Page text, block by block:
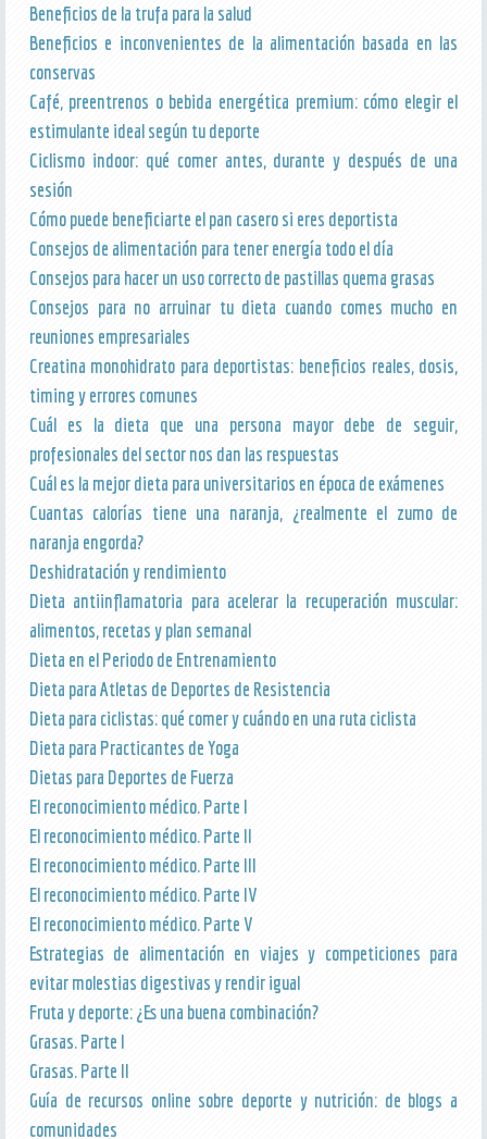
Beneficios de la trufa para la salud
Beneficios e inconvenientes de la alimentación basada en las
conservas
Café, preentrenos o bebida energética premium: cómo elegir el
estimulante ideal según tu deporte
Ciclismo indoor: qué comer antes, durante y después de una
sesión
Cómo puede beneficiarte el pan casero si eres deportista
Consejos de alimentación para tener energía todo el día
Consejos para hacer un uso correcto de pastillas quema grasas
Consejos para no arruinar tu dieta cuando comes mucho en
reuniones empresariales
Creatina monohidrato para deportistas: beneficios reales, dosis,
timing y errores comunes
Cuál es la dieta que una persona mayor debe de seguir,
profesionales del sector nos dan las respuestas
Cuál es la mejor dieta para universitarios en época de exámenes
Cuantas calorías tiene una naranja, ¿realmente el zumo de
naranja engorda?
Deshidratación y rendimiento
Dieta antiinflamatoria para acelerar la recuperación muscular:
alimentos, recetas y plan semanal
Dieta en el Periodo de Entrenamiento
Dieta para Atletas de Deportes de Resistencia
Dieta para ciclistas: qué comer y cuándo en una ruta ciclista
Dieta para Practicantes de Yoga
Dietas para Deportes de Fuerza
El reconocimiento médico. Parte I
El reconocimiento médico. Parte II
El reconocimiento médico. Parte III
El reconocimiento médico. Parte IV
El reconocimiento médico. Parte V
Estrategias de alimentación en viajes y competiciones para
evitar molestias digestivas y rendir igual
Fruta y deporte: ¿Es una buena combinación?
Grasas. Parte I
Grasas. Parte II
Guía de recursos online sobre deporte y nutrición: de blogs a
comunidades